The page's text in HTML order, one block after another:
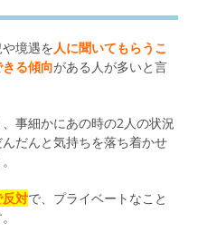
境遇を人に聞いてもらうこ
る傾向がある人が多いと言
事細かにあの時の2人の状況
だんと気持ちを落ち着かせ
反対で、プライベートなこと